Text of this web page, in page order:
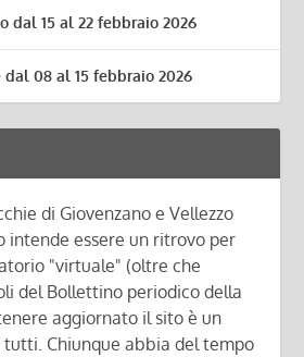
dal 15 al 22 febbraio 2026
08 al 15 febbraio 2026
di Giovenzano e Vellezzo
intende essere un ritrovo per
"virtuale" (oltre che
del Bollettino periodico della
aggiornato il sito è un
Chiunque abbia del tempo